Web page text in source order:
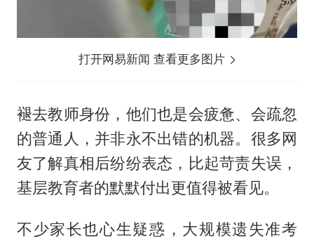
打开网易新闻 查看更多图片
褪去教师身份，他们也是会疲惫、会疏忽
的普通人，并非永不出错的机器。很多网
友了解真相后纷纷表态，比起苛责失误，
基层教育者的默默付出更值得被看见。
不少家长也心生疑惑，大规模遗失准考